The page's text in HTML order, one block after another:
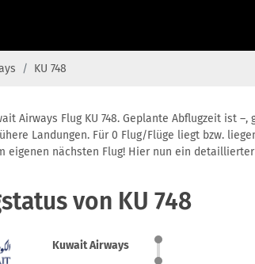
KU 748
Airways Flug KU 748. Geplante Abflugzeit ist
Landungen. Für 0 Flug/Flüge liegt bzw.
eigenen nächsten Flug! Hier nun ein
von KU 748
Kuwait Airways